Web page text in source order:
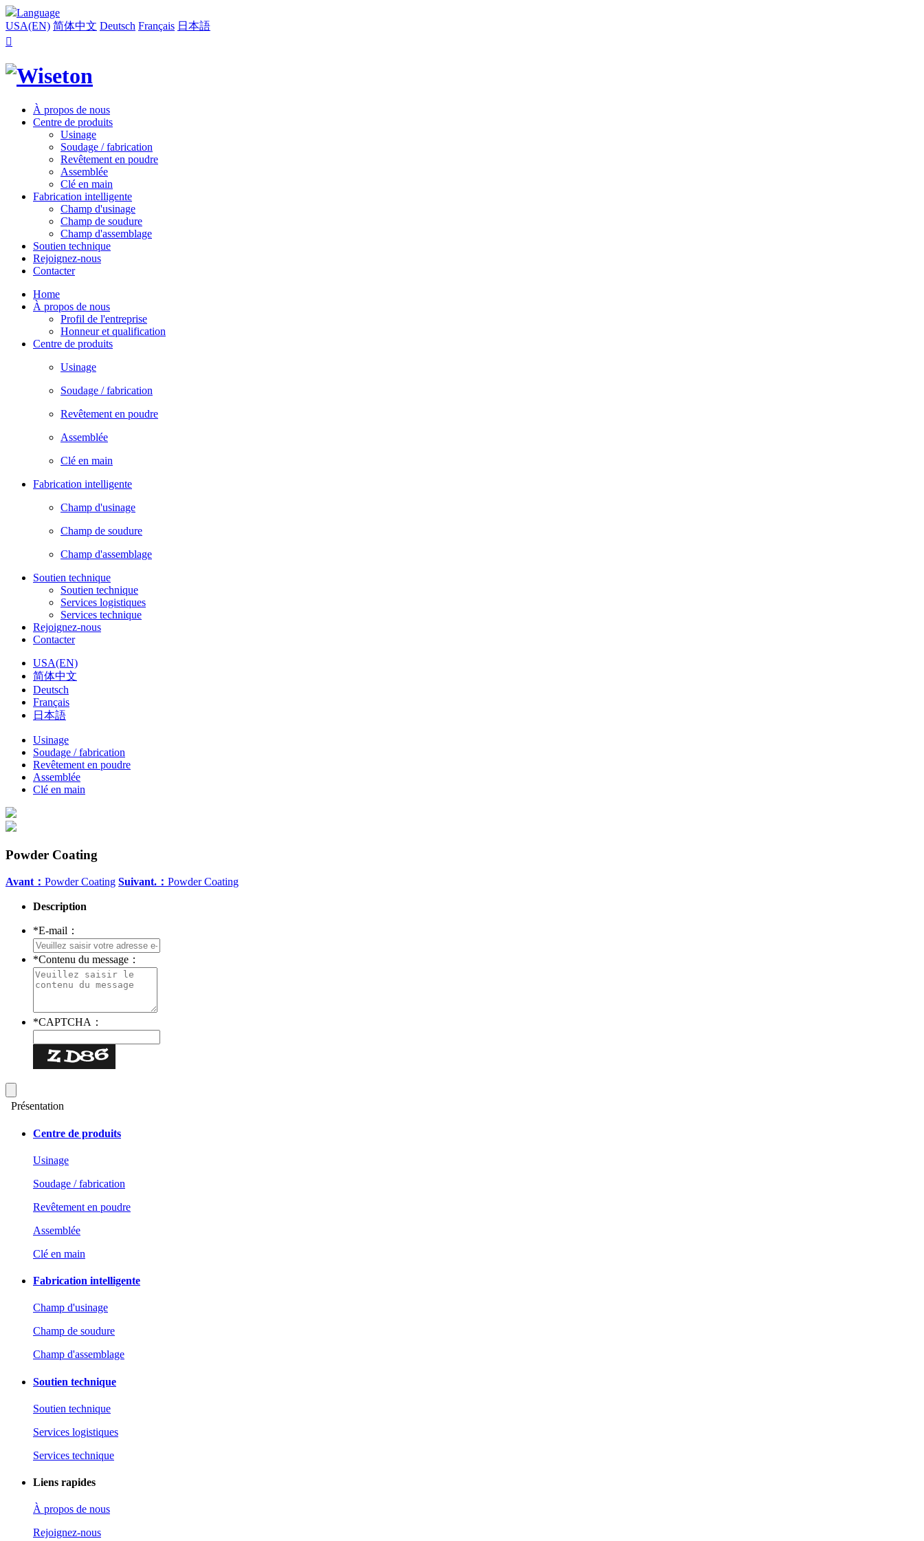
Language
USA(EN) 简体中文 Deutsch Français 日本語

À propos de nous
Centre de produits
Usinage
Soudage / fabrication
Revêtement en poudre
Assemblée
Clé en main
Fabrication intelligente
Champ d'usinage
Champ de soudure
Champ d'assemblage
Soutien technique
Rejoignez-nous
Contacter
Home
À propos de nous
Profil de l'entreprise
Honneur et qualification
Centre de produits
Usinage
Soudage / fabrication
Revêtement en poudre
Assemblée
Clé en main
Fabrication intelligente
Champ d'usinage
Champ de soudure
Champ d'assemblage
Soutien technique
Soutien technique
Services logistiques
Services technique
Rejoignez-nous
Contacter
USA(EN)
简体中文
Deutsch
Français
日本語
Usinage
Soudage / fabrication
Revêtement en poudre
Assemblée
Clé en main
Powder Coating
Avant： Powder Coating Suivant.： Powder Coating
Description
*E-mail：
*Contenu du message：
*CAPTCHA：
Présentation
Centre de produits
Usinage
Soudage / fabrication
Revêtement en poudre
Assemblée
Clé en main
Fabrication intelligente
Champ d'usinage
Champ de soudure
Champ d'assemblage
Soutien technique
Soutien technique
Services logistiques
Services technique
Liens rapides
À propos de nous
Rejoignez-nous